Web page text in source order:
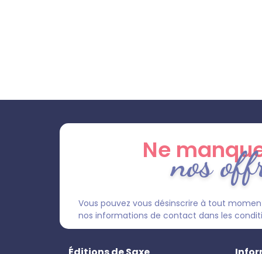
Nenos
Vous pouvez vous désinscrire à tout
nos informations de contact dans les